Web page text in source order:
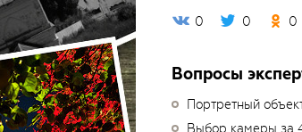
0 0 0
Вопросы
Портретный
Выбор камеры за